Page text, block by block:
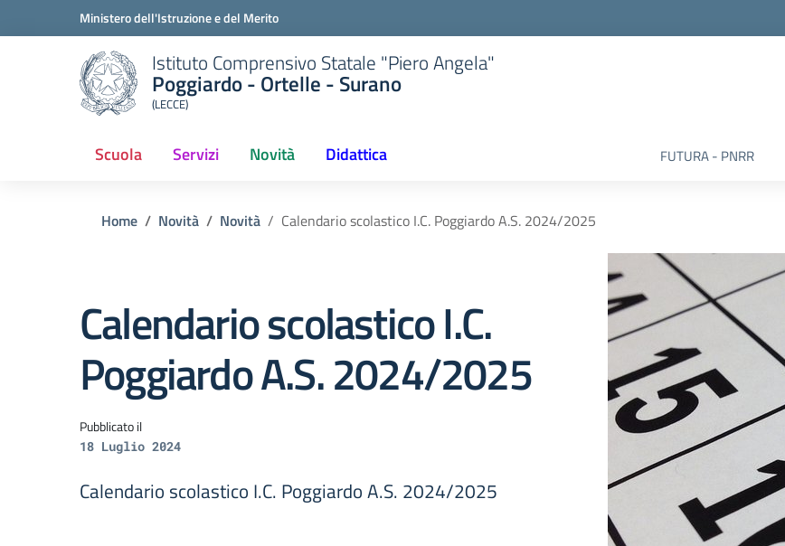
Ministero dell'Istruzione e del Merito
Istituto Comprensivo Statale "Piero Angela"
Poggiardo - Ortelle - Surano
(LECCE)
Scuola Servizi Novità Didattica FUTURA - PNRR
Home Novità Novità Calendario scolastico I.C. Poggiardo A.S. 2024/2025
Calendario scolastico I.C.
Poggiardo A.S. 2024/2025
Pubblicato il
18 Luglio 2024
Calendario scolastico I.C. Poggiardo A.S. 2024/2025